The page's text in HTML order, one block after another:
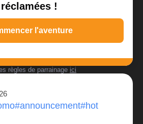
réclamées !
l'aventure
règles de parrainage ici
#announcement#hot